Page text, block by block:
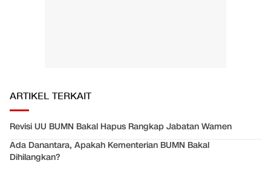
ARTIKEL TERKAIT
Revisi UU BUMN Bakal Hapus Rangkap Jabatan Wamen
Ada Danantara, Apakah Kementerian BUMN Bakal
Dihilangkan?